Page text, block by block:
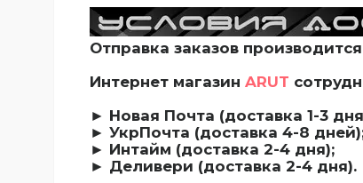
Отправка заказов
Интернет магазин ARUT
► Новая Почта (доставка 1-3
► УкрПочта (доставка 4-8
► Интайм (доставка 2-4 дня);
► Деливери (доставка 2-4 дня).